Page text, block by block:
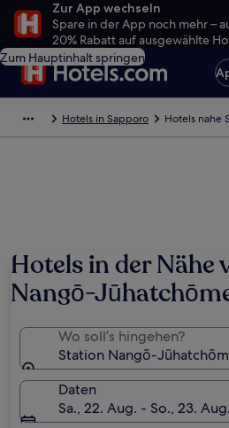
Zur App wechseln
Spare in der App noch mehr –
20% Rabatt auf ausgewählte
Zum Hauptinhalt springen
Hotels in Sapporo Hotels nahe
Hotels in der Nähe
Nangō-
Wo soll’s hingehen?
Station Nangō-
Daten
Sa., 22. Aug. - So., 23. Aug.